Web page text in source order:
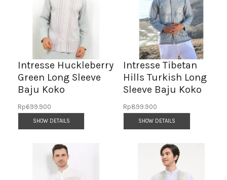
Intresse Huckleberry
Green Long Sleeve
Baju Koko
Rp699.900
SHOW DETAILS
Intresse Tibetan
Hills Turkish Long
Sleeve Baju Koko
Rp899.900
SHOW DETAILS